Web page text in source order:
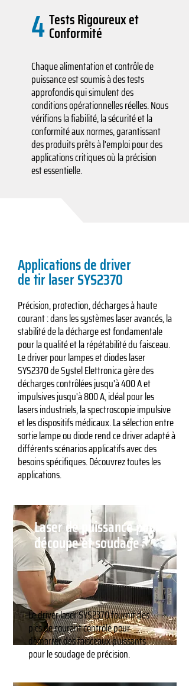
4Tests Rigoureux et
Conformité
Chaque alimentation et contrôle de
puissance est soumis à des tests
approfondis qui simulent des
conditions opérationnelles réelles. Nous
vérifions la fiabilité, la sécurité et la
conformité aux normes, garantissant
des produits prêts à l'emploi pour des
applications critiques où la précision
est essentielle.
Laser de puissance pour
découpe et soudage
Le driver laser SYS2370 fournit des
pics de courant contrôlé pour
démarrer des faisceaux puissants
pour le soudage de précision.
Applications de driver
de tir laser SYS2370
Précision, protection, décharges à haute
courant : dans les systèmes laser avancés, la
stabilité de la décharge est fondamentale
pour la qualité et la répétabilité du faisceau.
Le driver pour lampes et diodes laser
SYS2370 de Systel Elettronica gère des
décharges contrôlées jusqu'à 400 A et
impulsives jusqu'à 800 A, idéal pour les
lasers industriels, la spectroscopie impulsive
et les dispositifs médicaux. La sélection entre
sortie lampe ou diode rend ce driver adapté à
différents scénarios applicatifs avec des
besoins spécifiques. Découvrez toutes les
applications.